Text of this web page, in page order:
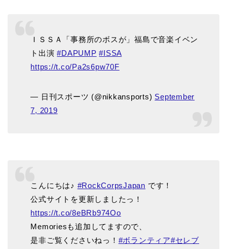
ＩＳＳＡ「事務所のボスが」福島で音楽イベン
ト出演#DAPUMP #ISSA
https://t.co/Pa2s6pw70F
— 日刊スポーツ (@nikkansports) September
7, 2019
こんにちは♪ #RockCorpsJapan です！
公式サイトを更新しましたっ！
https://t.co/8eBRb974Oo
Memoriesも追加してますので、
是非ご覧くださいねっ！ #ボランティア#セレブ